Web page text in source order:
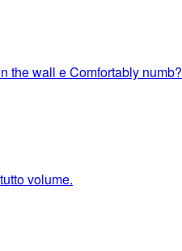
the wall e Comfortably numb?
volume.